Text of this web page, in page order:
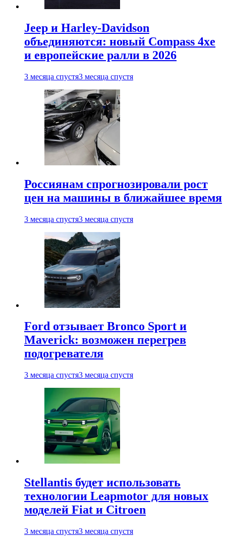
Jeep и Harley-Davidson
объединяются: новый Compass 4xe
и европейские ралли в 2026
3 месяца спустя3 месяца спустя
Россиянам спрогнозировали рост
цен на машины в ближайшее время
3 месяца спустя3 месяца спустя
Ford отзывает Bronco Sport и
Maverick: возможен перегрев
подогревателя
3 месяца спустя3 месяца спустя
Stellantis будет использовать
технологии Leapmotor для новых
моделей Fiat и Citroen
3 месяца спустя3 месяца спустя